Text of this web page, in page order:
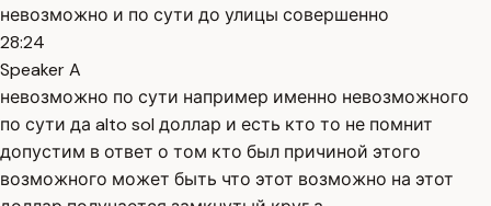
невозможно и по сути до улицы совершенно
28:24
Speaker A
невозможно по сути например именно невозможного
по сути да alto sol доллар и есть кто то не помнит
допустим в ответ о том кто был причиной этого
возможного может быть что этот возможно на этот